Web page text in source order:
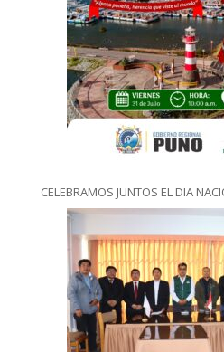
CELEBRAMOS JUNTOS EL DIA